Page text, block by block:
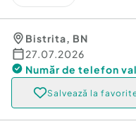
Bistrita, BN
27.07.2026
Număr de telefon
Salvează la